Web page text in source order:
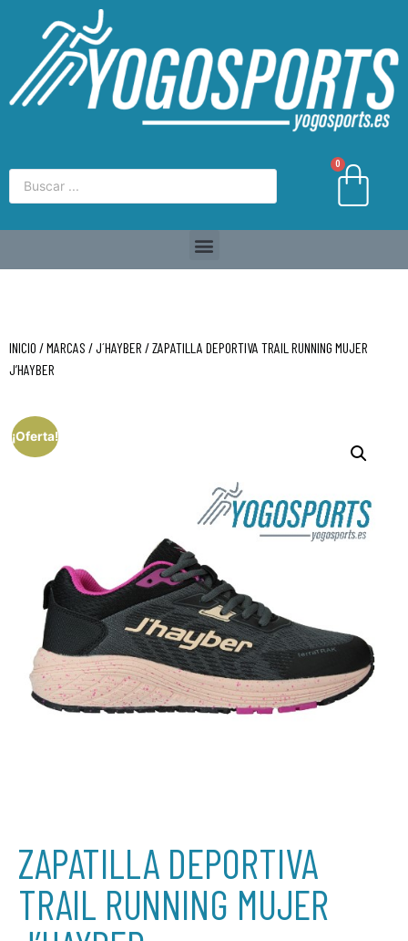
0
INICIO /MARCAS /J´HAYBER / ZAPATILLA DEPORTIVA TRAIL RUNNING MUJER
J’HAYBER
¡Oferta!
ZAPATILLA DEPORTIVA
TRAIL RUNNING MUJER